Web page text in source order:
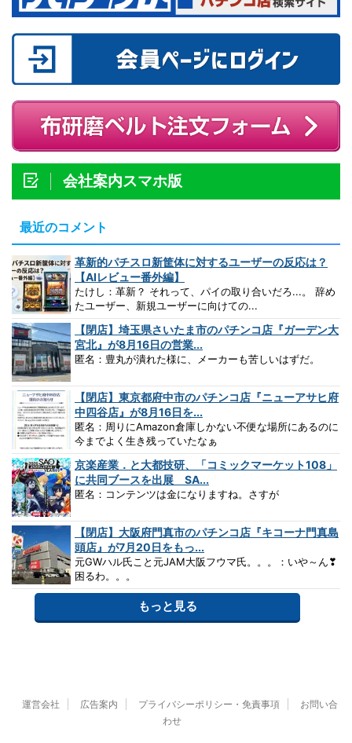
会社案内スマホ版
最近のコメント
革新的パチスロ新筐体に対するユーザーの反応は？
【AIレビュー番外編】
たけし：革新？ それって、パイの取り合いだろ...。 辞め
たユーザー、新規ユーザーに向けての...
【閉店】埼玉県さいたま市のパチンコ店『ガーデン大
宮北』が8月16日の営業...
匿名：豊丸が潰れた様に、メーカーも苦しいはずだ。
【閉店】東京都府中市のパチンコ店『ニューアサヒ府
中四谷店』が8月16日を...
匿名：周りにAmazon倉庫しかない不便な場所にあるのに
今までよく生き残っていたなぁ
京楽産業．と大都技研、「コミックマーケット108」
に共同ブースを出展 SA...
匿名：コンテンツは金になりますね。さすが
【閉店】大阪府門真市のパチンコ店『キコーナ門真島
頭店』が7月20日をもっ...
元GWハル氏こと元JAM大阪フウマ氏。。。：いや～ん❣
困るわ。。。
もっと見る
運営会社 広告案内 プライバシーポリシー・免責事項
お問い合
わせ